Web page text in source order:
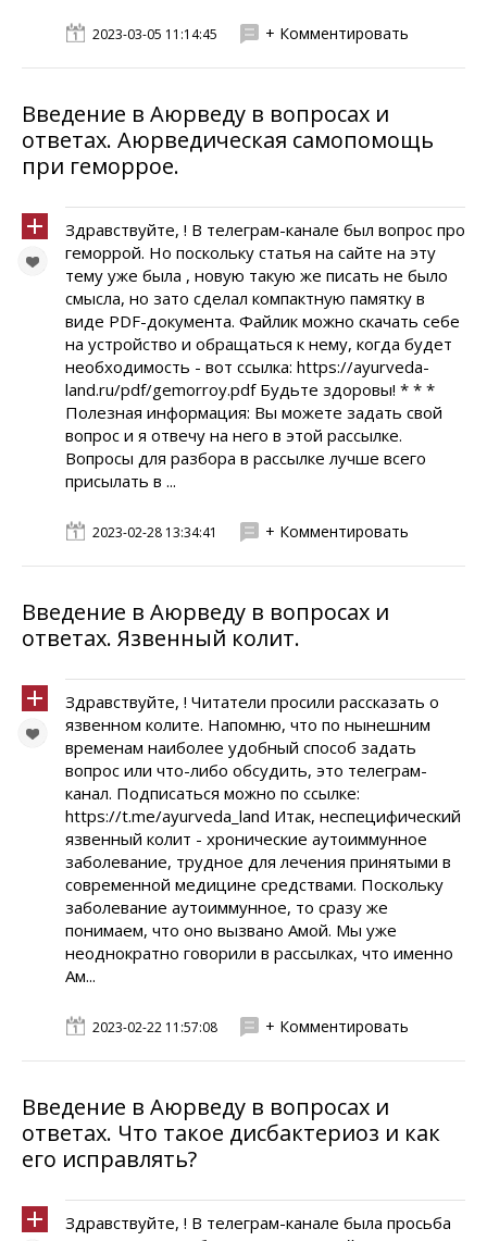
2023-03-05 11:14:45 + Комментировать
Введение в Аюрведу в вопросах и
ответах. Аюрведическая самопомощь
при геморрое.
Здравствуйте, ! В телеграм-канале был вопрос про
геморрой. Но поскольку статья на сайте на эту
тему уже была , новую такую же писать не было
смысла, но зато сделал компактную памятку в
виде PDF-документа. Файлик можно скачать себе
на устройство и обращаться к нему, когда будет
необходимость - вот ссылка: https://ayurveda-
land.ru/pdf/gemorroy.pdf Будьте здоровы! * * *
Полезная информация: Вы можете задать свой
вопрос и я отвечу на него в этой рассылке.
Вопросы для разбора в рассылке лучше всего
присылать в ...
2023-02-28 13:34:41 + Комментировать
Введение в Аюрведу в вопросах и
ответах. Язвенный колит.
Здравствуйте, ! Читатели просили рассказать о
язвенном колите. Напомню, что по нынешним
временам наиболее удобный способ задать
вопрос или что-либо обсудить, это телеграм-
канал. Подписаться можно по ссылке:
https://t.me/ayurveda_land Итак, неспецифический
язвенный колит - хронические аутоиммунное
заболевание, трудное для лечения принятыми в
современной медицине средствами. Поскольку
заболевание аутоиммунное, то сразу же
понимаем, что оно вызвано Амой. Мы уже
неоднократно говорили в рассылках, что именно
Ам...
2023-02-22 11:57:08 + Комментировать
Введение в Аюрведу в вопросах и
ответах. Что такое дисбактериоз и как
его исправлять?
Здравствуйте, ! В телеграм-канале была просьба